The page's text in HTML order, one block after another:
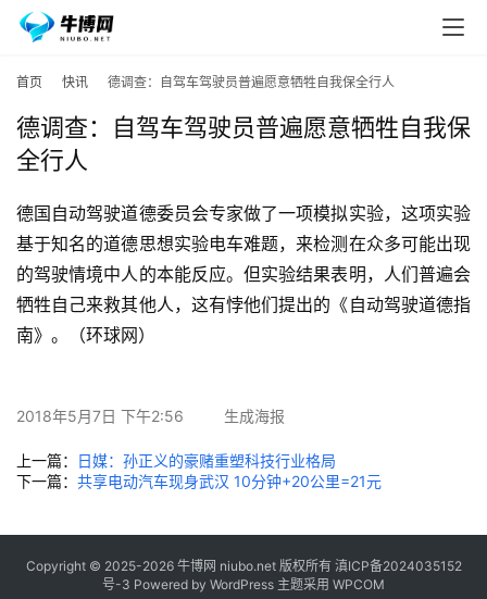
首页 快讯 德调查：自驾车驾驶员普遍愿意牺牲自我保全行人
德调查：自驾车驾驶员普遍愿意牺牲自我保
全行人
德国自动驾驶道德委员会专家做了一项模拟实验，这项实验
基于知名的道德思想实验电车难题，来检测在众多可能出现
的驾驶情境中人的本能反应。但实验结果表明，人们普遍会
牺牲自己来救其他人，这有悖他们提出的《自动驾驶道德指
南》。（环球网）
2018年5月7日 下午2:56 生成海报
上一篇：
日媒：孙正义的豪赌重塑科技行业格局
下一篇： 共享电动汽车现身武汉 10分钟+20公里=21元
Copyright © 2025-2026 牛博网 niubo.net 版权所有 滇ICP备2024035152
号-3 Powered by WordPress 主题采用 WPCOM